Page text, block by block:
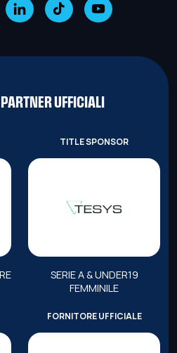
UFFICIALI
TITLE SPONSOR
SERIE A & UNDER19
FEMMINILE
FORNITORE UFFICIALE